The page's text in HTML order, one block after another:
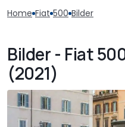
Home Fiat 500 Bilder
Bilder - Fiat
(2021)